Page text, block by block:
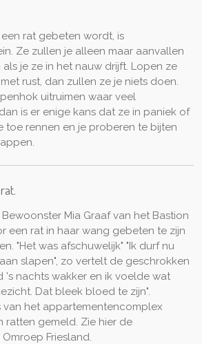
rat gebeten wordt, is
Ze zullen je alleen maar aanvallen
je ze in het nauw drijft. Lopen ze
rust, dan zullen ze je niets doen.
uitruimen waar veel
is er enige kans dat ze in paniek of
toe rennen en je proberen te bijten
Bewoonster Mia Graaf van het Bastion
een rat in haar wang gebeten te zijn
"Het was afschuwelijk" "Ik durf nu
slapen", zo vertelt de geschrokken
's nachts wakker en ik voelde wat
Dat bleek bloed te zijn".
van het appartementencomplex
ratten gemeld. Zie hier de
Friesland.